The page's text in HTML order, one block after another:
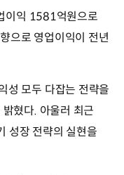
이익 1581억원으로
으로 영업이익이 전년
성 모두 다잡는 전략을
혔다. 아울러 최근
성장 전략의 실현을